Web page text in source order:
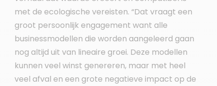
met de ecologische vereisten. “Dat vraagt een
groot persoonlijk engagement want alle
businessmodellen die worden aangeleerd gaan
nog altijd uit van lineaire groei. Deze modellen
kunnen veel winst genereren, maar met heel
veel afval en een grote negatieve impact op de